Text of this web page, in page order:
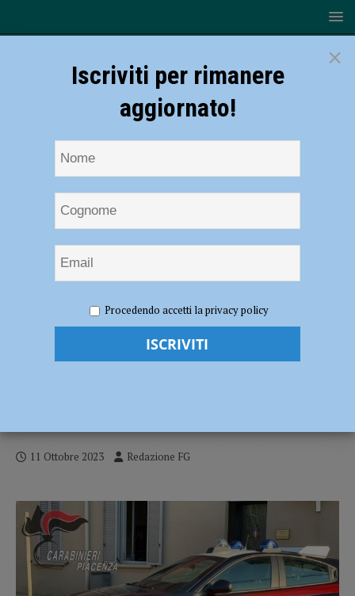
escandescenze al pronto soccorso e crea il caos, bloccato dai
carabinieri
Ubriaco da in escandescenze al pronto
11 Ottobre 2023 Redazione FG
×
Iscriviti per rimanere
aggiornato!
Procedendo accetti la privacy policy